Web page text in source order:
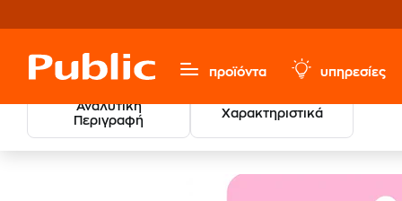
προϊόντα υπηρεσίες
Αναλυτική
Περιγραφή
Χαρακτηριστικά
Χαρτικά & Γραφική Ύλη